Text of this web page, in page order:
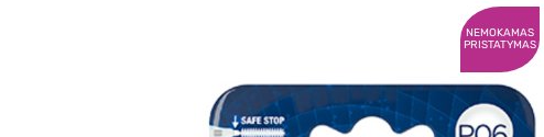
NEMOKAMAS
PRISTATYMAS